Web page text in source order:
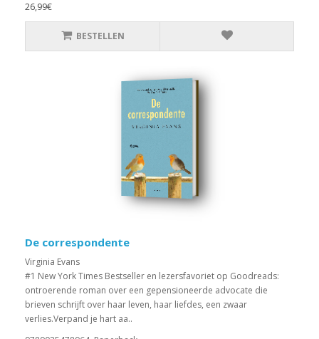
26,99€
BESTELLEN
De correspondente
Virginia Evans
#1 New York Times Bestseller en lezersfavoriet op Goodreads:
ontroerende roman over een gepensioneerde advocate die
brieven schrijft over haar leven, haar liefdes, een zwaar
verlies.Verpand je hart aa..